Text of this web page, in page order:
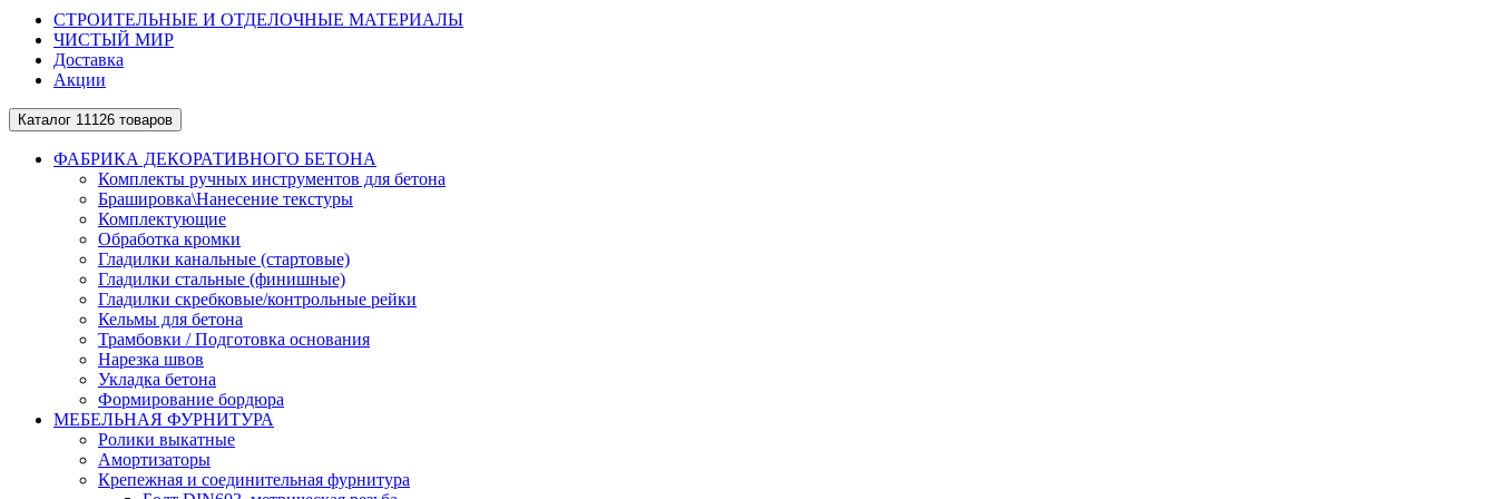
СТРОИТЕЛЬНЫЕ И ОТДЕЛОЧНЫЕ МАТЕРИАЛЫ
ЧИСТЫЙ МИР
Доставка
Акции
Каталог 11126 товаров
ФАБРИКА ДЕКОРАТИВНОГО БЕТОНА
Комплекты ручных инструментов для бетона
Брашировка\Нанесение текстуры
Комплектующие
Обработка кромки
Гладилки канальные (стартовые)
Гладилки стальные (финишные)
Гладилки скребковые/контрольные рейки
Кельмы для бетона
Трамбовки / Подготовка основания
Нарезка швов
Укладка бетона
Формирование бордюра
МЕБЕЛЬНАЯ ФУРНИТУРА
Ролики выкатные
Амортизаторы
Крепежная и соединительная фурнитура